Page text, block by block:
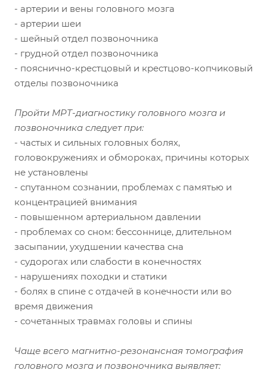
- артерии и вены головного мозга
- артерии шеи
- шейный отдел позвоночника
- грудной отдел позвоночника
- пояснично-крестцовый и крестцово-копчиковый
отделы позвоночника
Пройти МРТ-диагностику головного мозга и
позвоночника следует при:
- частых и сильных головных болях,
головокружениях и обмороках, причины которых
не установлены
- спутанном сознании, проблемах с памятью и
концентрацией внимания
- повышенном артериальном давлении
- проблемах со сном: бессоннице, длительном
засыпании, ухудшении качества сна
- судорогах или слабости в конечностях
- нарушениях походки и статики
- болях в спине с отдачей в конечности или во
время движения
- сочетанных травмах головы и спины
Чаще всего магнитно-резонансная томография
головного мозга и позвоночника выявляет: